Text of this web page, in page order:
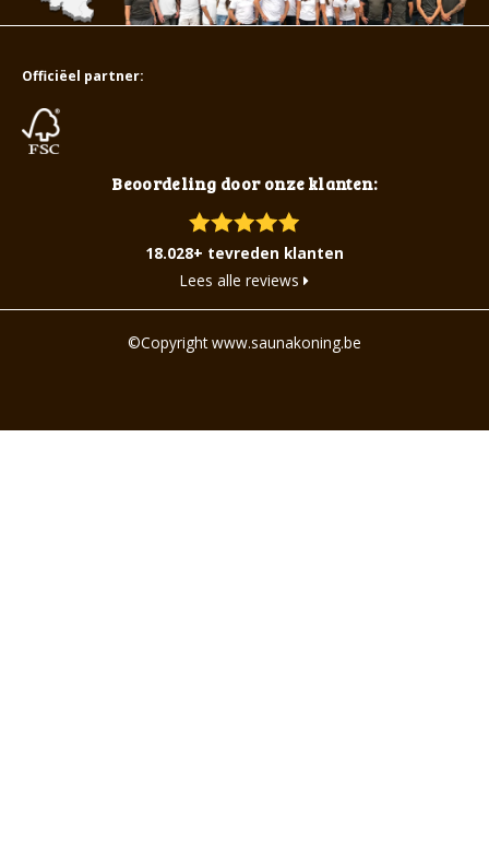
Beoordeling door onze klanten:
18.028+ tevreden klanten
Lees alle reviews
Officiëel partner:
©Copyright www.saunakoning.be